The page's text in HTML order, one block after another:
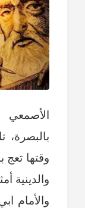
بالبصرة،
وقتها تعج
والدينية
والأمام